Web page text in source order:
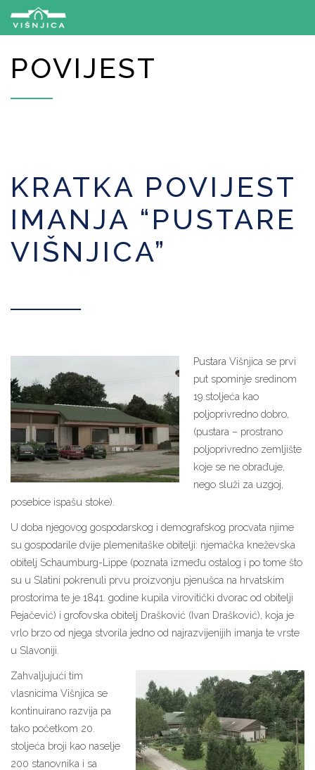
POVIJEST
KRATKA POVIJEST
IMANJA “PUSTARE
VIŠNJICA”
Pustara Višnjica se prvi
put spominje sredinom
19.stoljeća kao
poljoprivredno dobro,
(pustara – prostrano
poljoprivredno zemljište
koje se ne obrađuje,
nego služi za uzgoj,
posebice ispašu stoke).
U doba njegovog gospodarskog i demografskog procvata njime
su gospodarile dvije plemenitaške obitelji: njemačka kneževska
obitelj Schaumburg-Lippe (poznata između ostalog i po tome što
su u Slatini pokrenuli prvu proizvonju pjenušca na hrvatskim
prostorima te je 1841. godine kupila virovitički dvorac od obitelji
Pejačević) i grofovska obitelj Drašković (Ivan Drašković), koja je
vrlo brzo od njega stvorila jedno od najrazvijenijih imanja te vrste
u Slavoniji.
Zahvaljujući tim
vlasnicima Višnjica se
kontinuirano razvija pa
tako početkom 20.
stoljeća broji kao naselje
200 stanovnika i sa